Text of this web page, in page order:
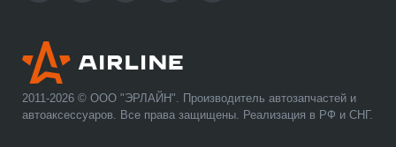
2011-2026 © ООО "ЭРЛАЙН". Производитель автозапчастей и
автоаксессуаров. Все права защищены. Реализация в РФ и СНГ.